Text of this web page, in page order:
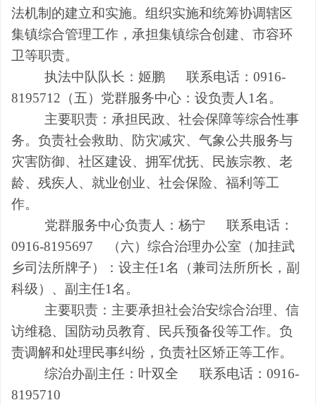
法机制的建立和实施。组织实施和统筹协调辖区
集镇综合管理工作，承担集镇综合创建、市容环
卫等职责。
执法中队 队长 ：姬鹏 联系电话：0916-
8195712 （五） 党群服务中心 ： 设负责人 1名。
主要职责：承担民政、社会保障等综合性事
务。负责社会救助、防灾减灾、气象公共服务与
灾害防御、社区建设、拥军优抚、民族宗教、老
龄、残疾人、就业创业、社会保险、福利等工
作。
党群服务中心负责人：杨宁 联系电话：
0916-8195697
（六）综合治理办公室（加挂武
乡司法所牌子）： 设主任1名（兼司法所所长，副
科级）、副主任1名。
主要职责：主要承担社会治安综合治理、信
访维稳、国防动员教育、民兵预备役等工作。负
责调解和处理民事纠纷，负责社区矫正等工作。
综治办副主任：叶双全 联系电话：0916-
8195710